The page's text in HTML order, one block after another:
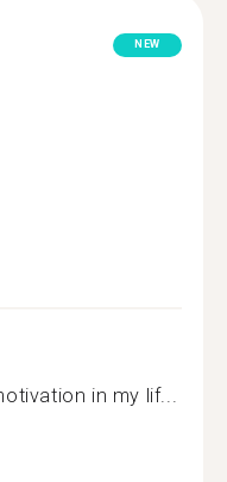
NEW
in my lif...